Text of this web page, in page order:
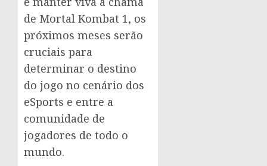
de Mortal Kombat 1, os
próximos meses serão
cruciais para
determinar o destino
do jogo no cenário dos
eSports e entre a
comunidade de
jogadores de todo o
mundo.